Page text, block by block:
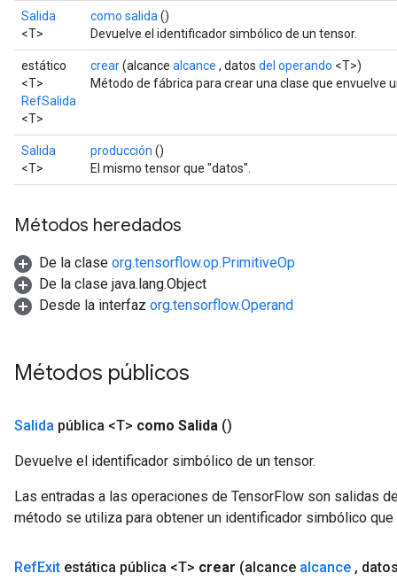
Salida
<T>
como salida ()
Devuelve el identificador simbólico de un tensor.
estático
<T>
RefSalida
<T>
crear(alcance alcance , datos del operando <T>)
Método de fábrica para crear una clase que envuelve
Salida
<T>
producción ()
El mismo tensor que "datos".
Métodos heredados
De la clase org.tensorflow.op.PrimitiveOp
De la clase java.lang.Object
Desde la interfaz org.tensorflow.Operand
Métodos públicos
Salida pública <T> como Salida ()
Devuelve el identificador simbólico de un tensor.
Las entradas a las operaciones de TensorFlow son salidas
método se utiliza para obtener un identificador simbólico
RefExit estática pública <T> crear (alcance alcance ,